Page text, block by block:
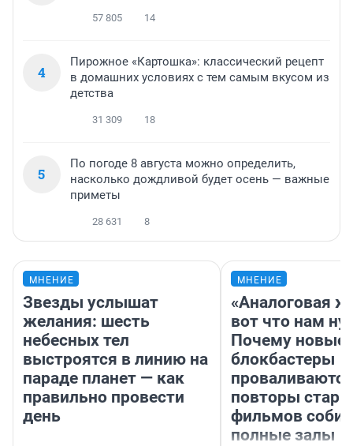
57 805 14
4
Пирожное «Картошка»: классический рецепт
в домашних условиях с тем самым вкусом из
детства
31 309 18
5
По погоде 8 августа можно определить,
насколько дождливой будет осень — важные
приметы
28 631 8
МНЕНИЕ
Звезды услышат
желания: шесть
небесных тел
выстроятся в линию на
параде планет — как
правильно провести
день
МНЕНИЕ
«Аналоговая
вот что нам
Почему новые
блокбастеры
повторы
фильмов
полные залы